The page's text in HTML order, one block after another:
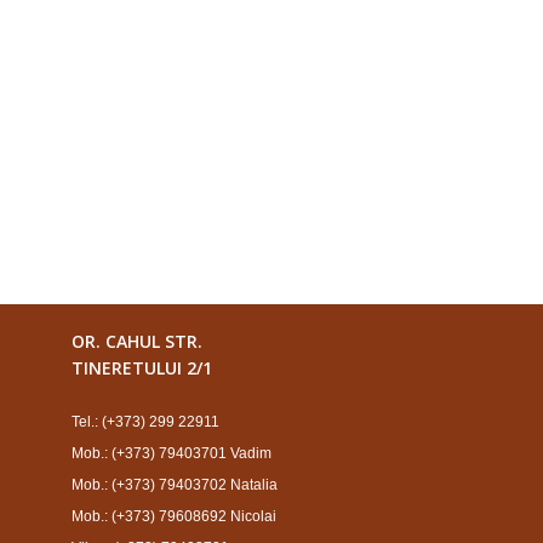
OR. CAHUL STR.
TINERETULUI 2/1
Tel.: (+373) 299 22911
Mob.: (+373) 79403701 Vadim
Mob.: (+373) 79403702 Natalia
Mob.: (+373) 79608692 Nicolai